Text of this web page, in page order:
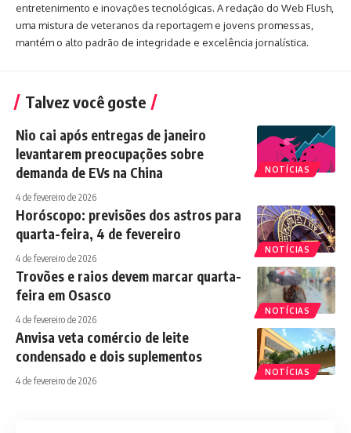
entretenimento e inovações tecnológicas. A redação do Web Flush,
uma mistura de veteranos da reportagem e jovens promessas,
mantém o alto padrão de integridade e excelência jornalística.
Talvez você goste
NOTÍCIAS
Nio cai após entregas de janeiro
levantarem preocupações sobre
demanda de EVs na China
4 de fevereiro de 2026
NOTÍCIAS
Horóscopo: previsões dos astros para
quarta-feira, 4 de fevereiro
4 de fevereiro de 2026
NOTÍCIAS
Trovões e raios devem marcar quarta-
feira em Osasco
4 de fevereiro de 2026
NOTÍCIAS
Anvisa veta comércio de leite
condensado e dois suplementos
4 de fevereiro de 2026